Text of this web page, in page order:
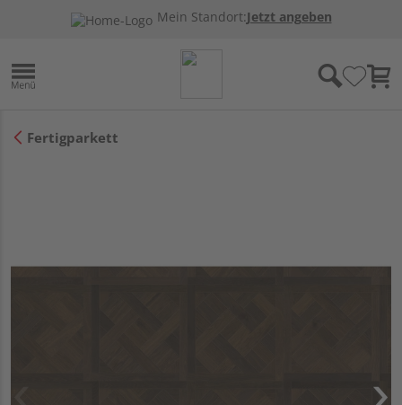
Mein Standort:Jetzt angeben
Fertigparkett